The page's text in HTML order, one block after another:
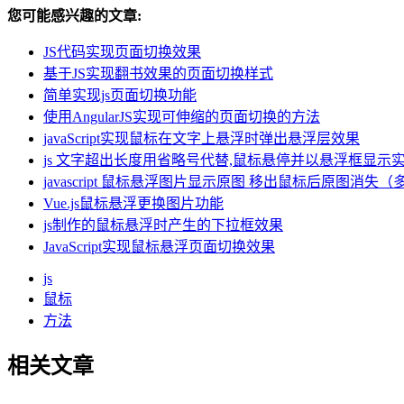
您可能感兴趣的文章:
JS代码实现页面切换效果
基于JS实现翻书效果的页面切换样式
简单实现js页面切换功能
使用AngularJS实现可伸缩的页面切换的方法
javaScript实现鼠标在文字上悬浮时弹出悬浮层效果
js 文字超出长度用省略号代替,鼠标悬停并以悬浮框显示
javascript 鼠标悬浮图片显示原图 移出鼠标后原图消失（多
Vue.js鼠标悬浮更换图片功能
js制作的鼠标悬浮时产生的下拉框效果
JavaScript实现鼠标悬浮页面切换效果
js
鼠标
方法
相关文章